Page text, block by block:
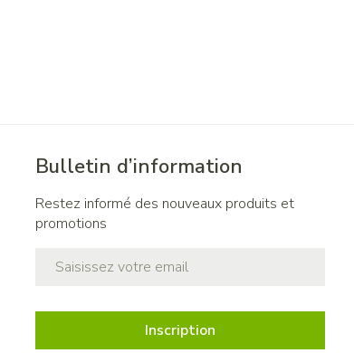
Bulletin d’information
Restez informé des nouveaux produits et
promotions
Inscription